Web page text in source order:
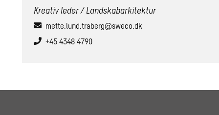
Kreativ leder / Landskabarkitektur
mette.lund.traberg@sweco.dk
+45 4348 4790